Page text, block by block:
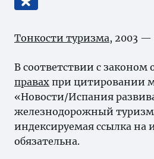
Тонкости туризма, 2003 —
В соответствии с законом
правах при цитировании
«Новости/Испания
железнодорожный
индексируемая ссылка на
обязательна.